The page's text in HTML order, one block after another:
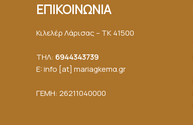
ΕΠΙΚΟΙΝΩΝΙΑ
Κιλελέρ Λάρισας – ΤΚ 41500
ΤΗΛ: 6944343739
E: info [at] mariagkemα.gr
ΓΕΜΗ: 26211040000